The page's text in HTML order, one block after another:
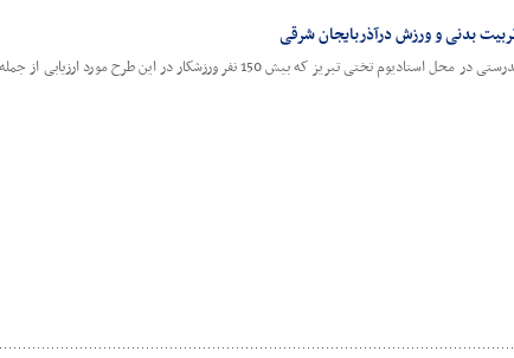
بدنی و ورزش درآذربایجان شرقی
اجرای چهارمین طرح سراسری ایستگاه رایگان تندرستی در محل استادیوم تختی تبریز که بیش 150